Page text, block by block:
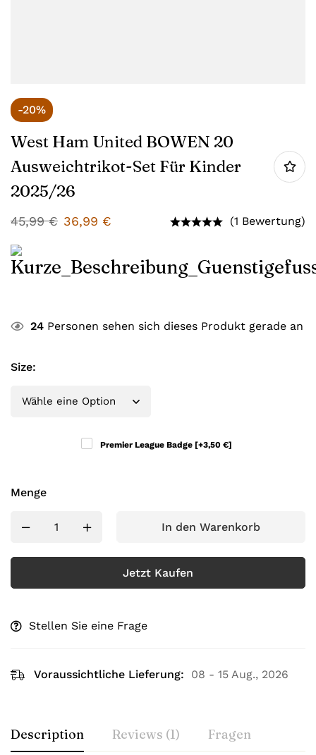
-20%
West Ham United BOWEN 20
Ausweichtrikot-Set Für Kinder
2025/26
45,99€ 36,99 € (1 Bewertung)
24 Personen sehen sich dieses Produkt gerade an
Size:
Premier League Badge [+3,50 €]
Menge
In den Warenkorb
Jetzt Kaufen
Stellen Sie eine Frage
Voraussichtliche Lieferung: 08 - 15 Aug., 2026
Description Reviews (1) Fragen